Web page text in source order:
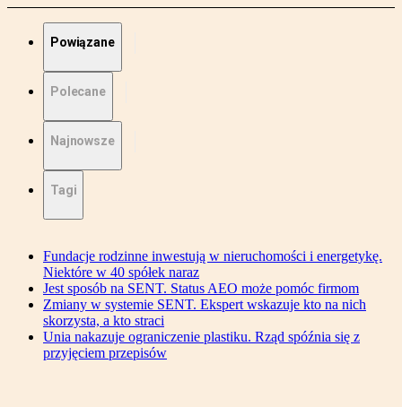
Powiązane
Polecane
Najnowsze
Tagi
Fundacje rodzinne inwestują w nieruchomości i energetykę.
Niektóre w 40 spółek naraz
Jest sposób na SENT. Status AEO może pomóc firmom
Zmiany w systemie SENT. Ekspert wskazuje kto na nich
skorzysta, a kto straci
Unia nakazuje ograniczenie plastiku. Rząd spóźnia się z
przyjęciem przepisów